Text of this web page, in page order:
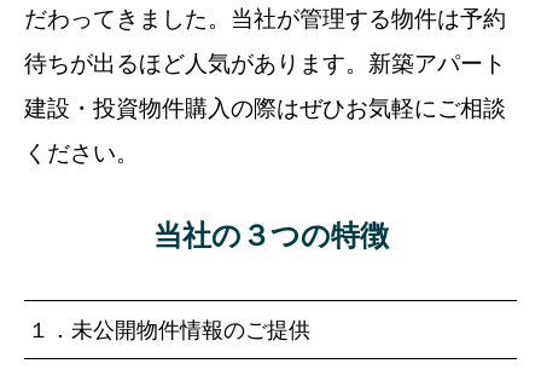
だわってきました。当社が管理する物件は予約
待ちが出るほど人気があります。新築アパート
建設・投資物件購入の際はぜひお気軽にご相談
ください。
当社の３つの特徴
１．未公開物件情報のご提供